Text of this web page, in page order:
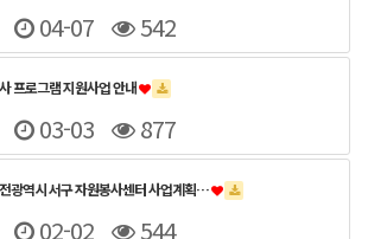
04-07 542
프로그램 지원사업 안내
03-03 877
광역시 서구 자원봉사센터 사업계획…
02-02 544